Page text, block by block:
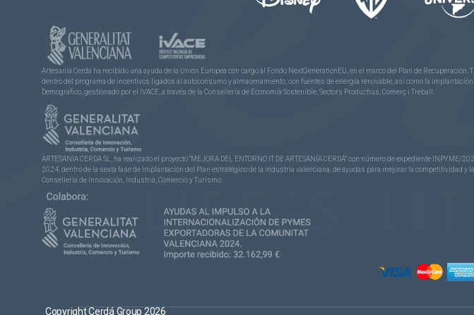
Artesanía Cerdá ha recibido una ayuda de la Unión Europea con cargo al Fondo NextGenerationEU, en el marco del Plan de
dentro del programa de incentivos ligados al autoconsumo y almacenamiento, con fuentes de energía renovable, así como la
Demográfico, gestionado por el IVACE, a través de la Consellería de Economía Sostenible, Sectors Productius, Comerç i Treball.
ARTESANIA CERDA SL, ha realizado el proyecto “MEJORA DEL ENTORNO IT DE ARTESANÍA CERDÁ” con número de expediente
2024, dentro de la sexta fase de implantación del Plan estratégico de la industria valenciana, de ayudas para mejorar la competitividad
Conselleria de Innovación, Industria, Comercio y Turismo.
Copyright Cerdá Group 2026